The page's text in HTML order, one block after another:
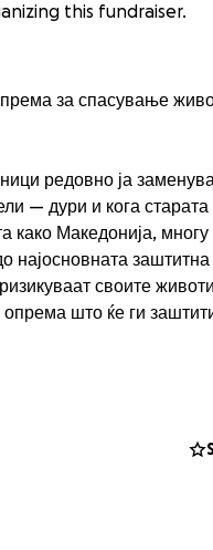
this fundraiser.
за спасување
редовно ја
— дури и кога
како Македонија, многу
најосновната заштитна
своите
опрема што ќе ги
Ние собираме